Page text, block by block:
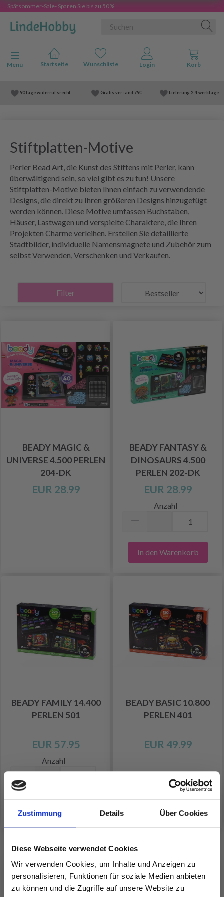
Zustimmung Details Über Cookies
Diese Webseite verwendet Cookies
Wir verwenden Cookies, um Inhalte und Anzeigen zu
personalisieren, Funktionen für soziale Medien anbieten
zu können und die Zugriffe auf unsere Website zu
Spätsommer-Sale- Sparen Sie bis zu 50%
Anzeige ändern
Menü
90 tage widerruf srecht Gratis versand 79€ Lieferung 2-4 werktage
Stiftplatten-Motive
Perler Bead Art, die Kunst des Stiftens mit Perler, kann
überwältigend sein, so viel gibt es zu tun! Unsere
Stiftplatten-Motive bieten Ihnen einfach zu verwendende
Designs, die direkt zu Ihren größeren Designs hinzugefügt
werden können. Diese Motive umfassen Buchstaben,
Häuser, Lastwagen und verspielte Charaktere, die Ihren
Projekten Charme verleihen. Erstellen Sie detaillierte
Stadtbilder, individuelle Namensmagnete und Zubehör zum
selbst Verwenden, Verschenken und Verkaufen.
Filter
BEADY MAGIC &
UNIVERSE 4.500 PERLEN
204-DK
EUR 28.99
BEADY FANTASY &
DINOSAURS 4.500
PERLEN 202-DK
EUR 28.99
Anzahl
In den Warenkorb
BEADY FAMILY 14.400
PERLEN 501
EUR 57.95
Anzahl
BEADY BASIC 10.800
PERLEN 401
EUR 49.99
ANDERE KAUFTEN AUCH